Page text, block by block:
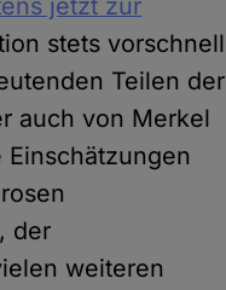
jetzt zur
stets vorschnell
Teilen der
auch von Merkel
, der
weiteren